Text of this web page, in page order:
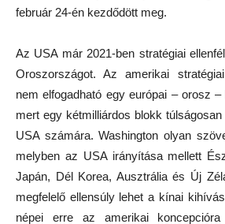
február 24-én kezdődött meg.
Az USA már 2021-ben stratégiai
Oroszországot. Az amerikai
nem elfogadható egy európai – orosz
mert egy kétmilliárdos blokk
USA számára. Washington olyan
melyben az USA irányítása mellett
Japán, Dél Korea, Ausztrália és Új
megfelelő ellensúly lehet a kínai
népei erre az amerikai